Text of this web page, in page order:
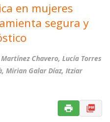
en mujeres
segura y
Chavero, Lucía Torres
Mirian Galar Díaz, Itziar